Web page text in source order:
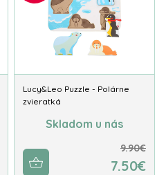
Lucy&Leo Puzzle - Polárne
zvieratká
Skladom u nás
9.90€
7.50€